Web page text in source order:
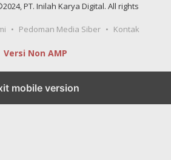
PT. Inilah Karya Digital. All rights
Pedoman Media Siber Kontak
Versi Non AMP
mobile version